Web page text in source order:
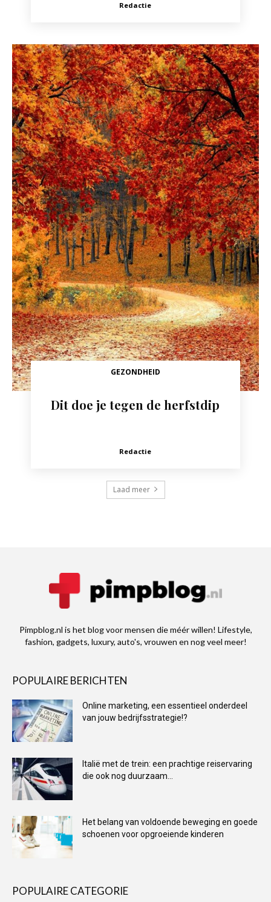
Redactie
GEZONDHEID
Dit doe je tegen de herfstdip
Redactie
Laad meer
Pimpblog.nl is het blog voor mensen die méér willen! Lifestyle,
fashion, gadgets, luxury, auto's, vrouwen en nog veel meer!
POPULAIRE BERICHTEN
Online marketing, een essentieel onderdeel
van jouw bedrijfsstrategie!?
Italië met de trein: een prachtige reiservaring
die ook nog duurzaam...
Het belang van voldoende beweging en goede
schoenen voor opgroeiende kinderen
POPULAIRE CATEGORIE